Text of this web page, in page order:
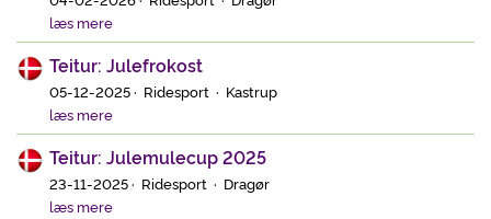
læs mere
Teitur: Julefrokost
05-12-2025 · Ridesport · Kastrup
læs mere
Teitur: Julemulecup 2025
23-11-2025 · Ridesport · Dragør
læs mere